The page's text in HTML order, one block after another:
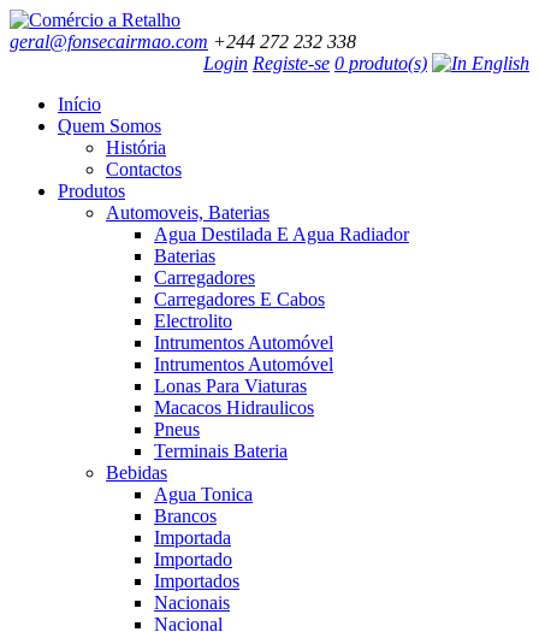
geral@fonsecairmao.com +244 272 232 338
Login Registe-se 0 produto(s)
Início
Quem Somos
História
Contactos
Produtos
Automoveis, Baterias
Agua Destilada E Agua Radiador
Baterias
Carregadores
Carregadores E Cabos
Electrolito
Intrumentos Automóvel
Intrumentos Automóvel
Lonas Para Viaturas
Macacos Hidraulicos
Pneus
Terminais Bateria
Bebidas
Agua Tonica
Brancos
Importada
Importado
Importados
Nacionais
Nacional